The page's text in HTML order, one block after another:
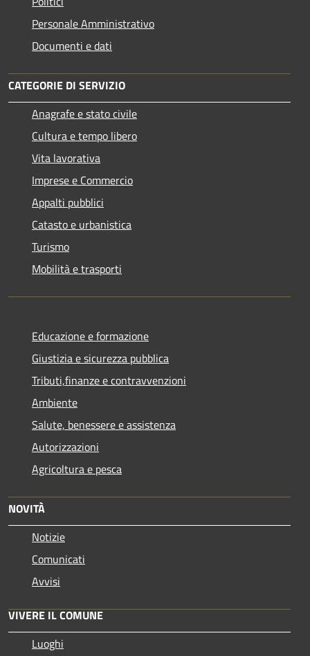
Personale Amministrativo
Documenti e dati
CATEGORIE DI SERVIZIO
Anagrafe e stato civile
Cultura e tempo libero
Vita lavorativa
Imprese e Commercio
Appalti pubblici
Catasto e urbanistica
Turismo
Mobilità e trasporti
Educazione e formazione
Giustizia e sicurezza pubblica
Tributi,finanze e contravvenzioni
Ambiente
Salute, benessere e assistenza
Autorizzazioni
Agricoltura e pesca
NOVITÀ
Notizie
Comunicati
Avvisi
VIVERE IL COMUNE
Luoghi